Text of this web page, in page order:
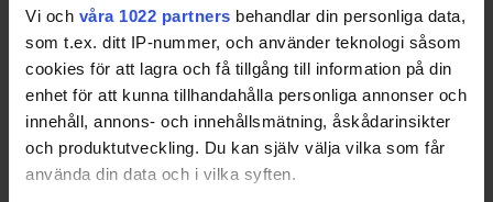
Vi och våra 1022 partners behandlar din personliga data,
som t.ex. ditt IP-nummer, och använder teknologi såsom
cookies för att lagra och få tillgång till information på din
enhet för att kunna tillhandahålla personliga annonser och
innehåll, annons- och innehållsmätning, åskådarinsikter
och produktutveckling. Du kan själv välja vilka som får
använda din data och i vilka syften.
4 Västerviks IK 21 10 2 9 18 32
5 Mörrums GoIS IK 21 6 4 11 -29
23
6
IK Pantern 21 3 5 13 -44
18
7
Alvesta SK 21 4 4 13 -31
17
8
Tyringe SoSS 21 3 4